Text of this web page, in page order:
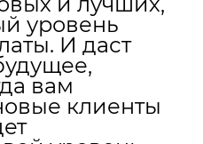
уровень
И даст
вам
клиенты